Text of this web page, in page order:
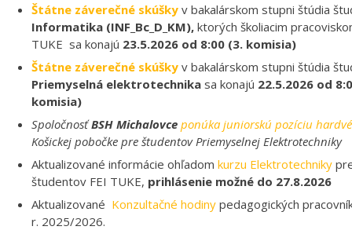
Štátne záverečné skúšky v bakalárskom stupni štúdia
Informatika (INF_Bc_D_KM), ktorých školiacim
TUKE sa konajú 23.5.2026 od 8:00 (3. komisia)
Štátne záverečné skúšky v bakalárskom stupni štúdia
Priemyselná elektrotechnika sa konajú 22.5.2026 od
komisia)
SpoločnosťBSH Michalovce ponúka juniorskú pozíciu
Košickej pobočke pre študentov Priemyselnej Elektrotechniky
Aktualizované informácie ohľadom kurzu Elektrotechniky
študentov FEI TUKE, prihlásenie možné do 27.8.2026
Aktualizované Konzultačné hodiny pedagogických
r. 2025/2026.